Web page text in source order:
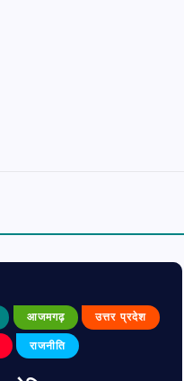
आजमगढ़ उत्तर प्रदेश
राजनीति